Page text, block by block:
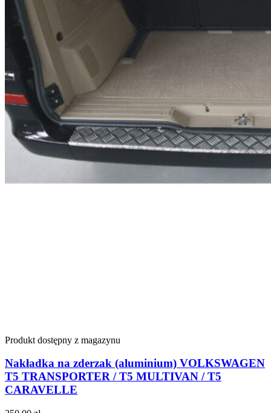
Produkt dostępny z magazynu
Nakładka na zderzak (aluminium) VOLKSWAGEN
T5 TRANSPORTER / T5 MULTIVAN / T5
CARAVELLE